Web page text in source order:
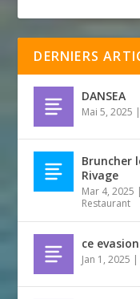
DERNIERS
DANSEA
Mai 5, 2025
Bruncher
Rivage
Mar 4, 2025
Restaurant
ce evasion
Jan 1, 2025